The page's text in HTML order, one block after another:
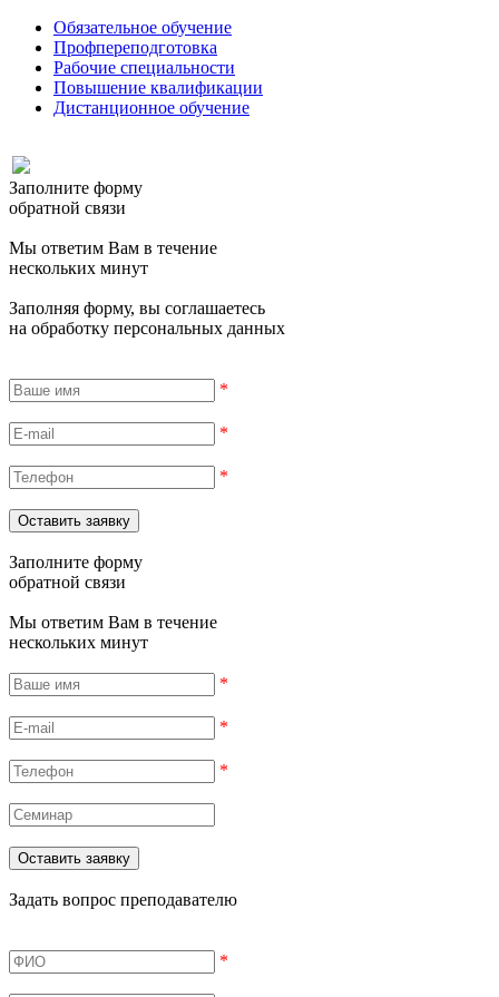
Обязательное обучение
Профпереподготовка
Рабочие специальности
Повышение квалификации
Дистанционное обучение
Заполните форму
обратной связи
Мы ответим Вам в течение
нескольких минут
Заполняя форму, вы соглашаетесь
на обработку персональных данных
*
*
*
Заполните форму
обратной связи
Мы ответим Вам в течение
нескольких минут
*
*
*
Задать вопрос преподавателю
*